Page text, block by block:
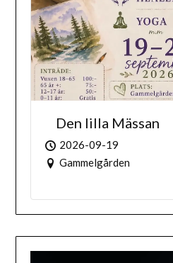
Den lilla Mässan
2026-09-19
Gammelgården